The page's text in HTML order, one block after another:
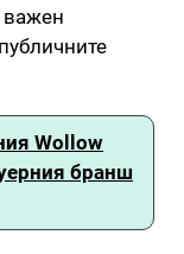
важен
Wollow
бранш